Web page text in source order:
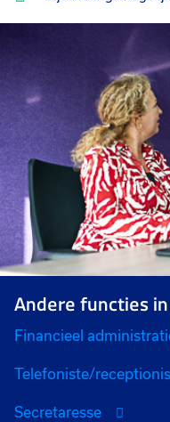
Andere functies
Financieel
Telefoniste/
Secretaresse